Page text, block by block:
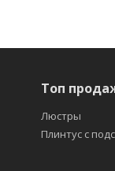
Топ
Люстры
Плинтус с